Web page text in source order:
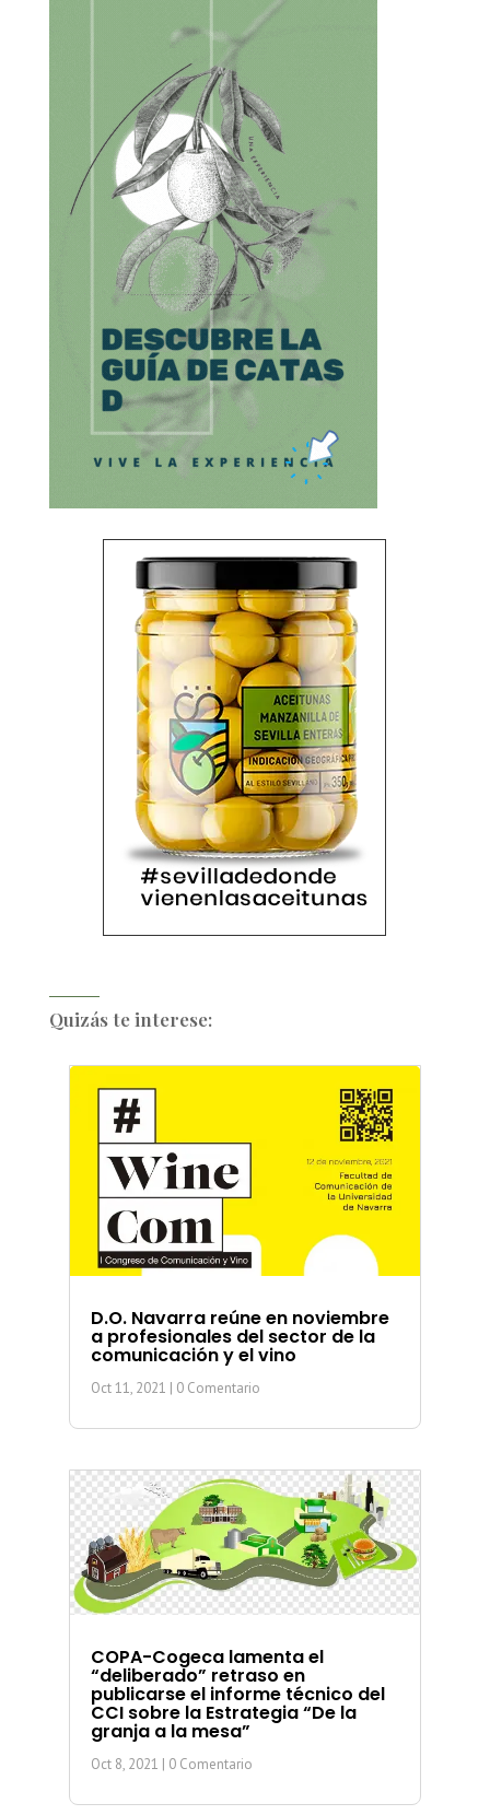
Quizás te interese:
D.O. Navarra reúne en noviembre
a profesionales del sector de la
comunicación y el vino
Oct 11, 2021 | 0 Comentario
COPA-Cogeca lamenta el
“deliberado” retraso en
publicarse el informe técnico del
CCI sobre la Estrategia “De la
granja a la mesa”
Oct 8, 2021 | 0 Comentario